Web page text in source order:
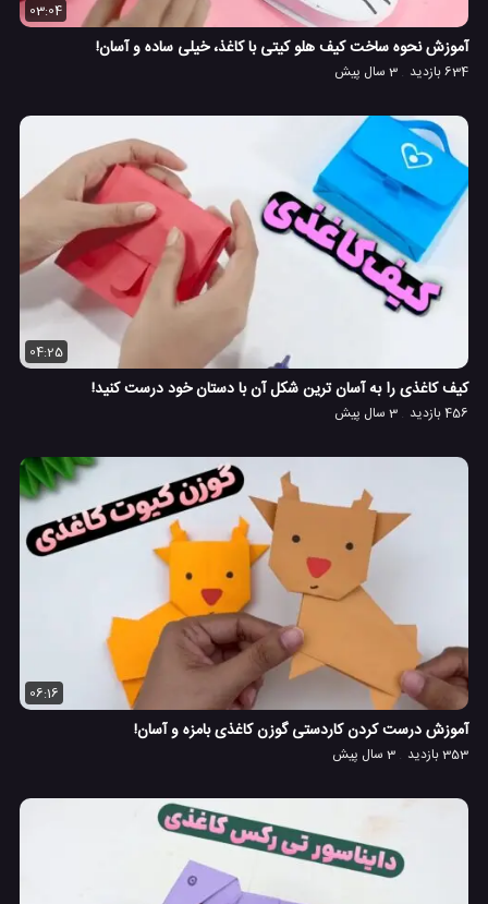
03:04
آموزش نحوه ساخت کیف هلو کیتی با کاغذ، خیلی ساده و آسان!
634 بازدید 3 سال پیش
04:25
کیف کاغذی را به آسان ترین شکل آن با دستان خود درست کنید!
456 بازدید 3 سال پیش
06:16
آموزش درست کردن کاردستی گوزن کاغذی بامزه و آسان!
353 بازدید 3 سال پیش